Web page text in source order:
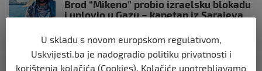
Brod “Mikeno” probio izraelsku blokadu
i uplovio u Gazu – kapetan iz Sarajeva
prije 10 mjeseci
U skladu s novom europskom regulativom,
Uskvijesti.ba je nadogradio politiku privatnosti i
korištenja kolačića (Cookies). Kolačiće upotrebljavamo